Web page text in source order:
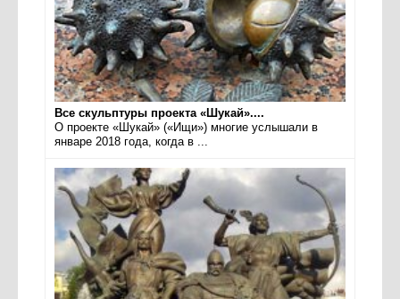
Все скульптуры проекта «Шукай»....
О проекте «Шукай» («Ищи») многие услышали в
январе 2018 года, когда в ...